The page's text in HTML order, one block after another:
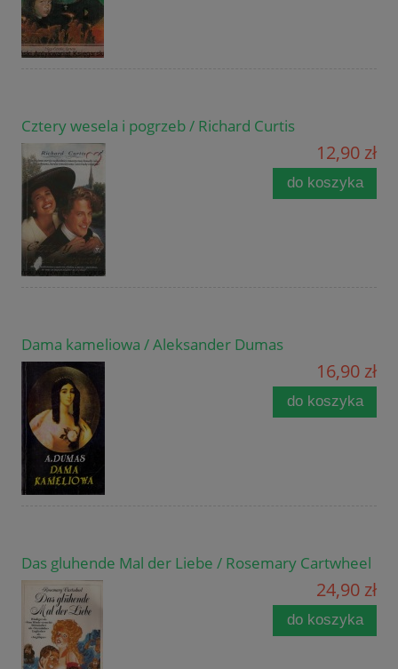
Cztery wesela i pogrzeb / Richard Curtis
12,90 zł
do koszyka
Dama kameliowa / Aleksander Dumas
16,90 zł
do koszyka
Das gluhende Mal der Liebe / Rosemary Cartwheel
24,90 zł
do koszyka